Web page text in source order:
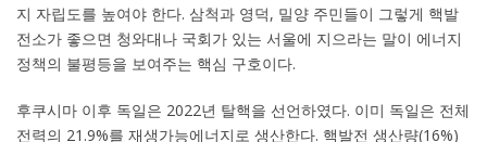
지 자립도를 높여야 한다. 삼척과 영덕, 밀양 주민들이 그렇게 핵발
전소가 좋으면 청와대나 국회가 있는 서울에 지으라는 말이 에너지
정책의 불평등을 보여주는 핵심 구호이다.
후쿠시마 이후 독일은 2022년 탈핵을 선언하였다. 이미 독일은 전체
전력의 21.9%를 재생가능에너지로 생산한다. 핵발전 생산량(16%)